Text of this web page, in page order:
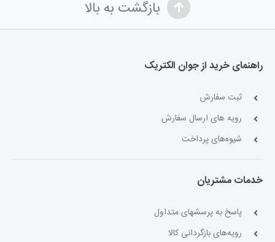
بازگشت به بالا
راهنمای خرید از جوان الکتریک
ثبت سفارش
رویه های ارسال سفارش
شیوه‌های پرداخت
خدمات مشتریان
پاسخ به پرسشهای متداول
رویه‌های بازگردانی کالا